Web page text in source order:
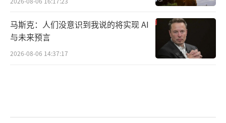
马斯克：人们没意识到我说的将实现 AI
与未来预言
2026-08-06 14:37:17